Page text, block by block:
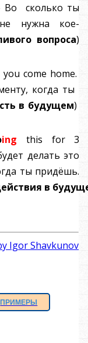
Во сколько ты
нужна кое-
вопроса)
you come home.
когда ты
в будущем)
ingthis for3
делать это
ты придёшь.
в
Igor Shavkunov
ПРИМЕРЫ